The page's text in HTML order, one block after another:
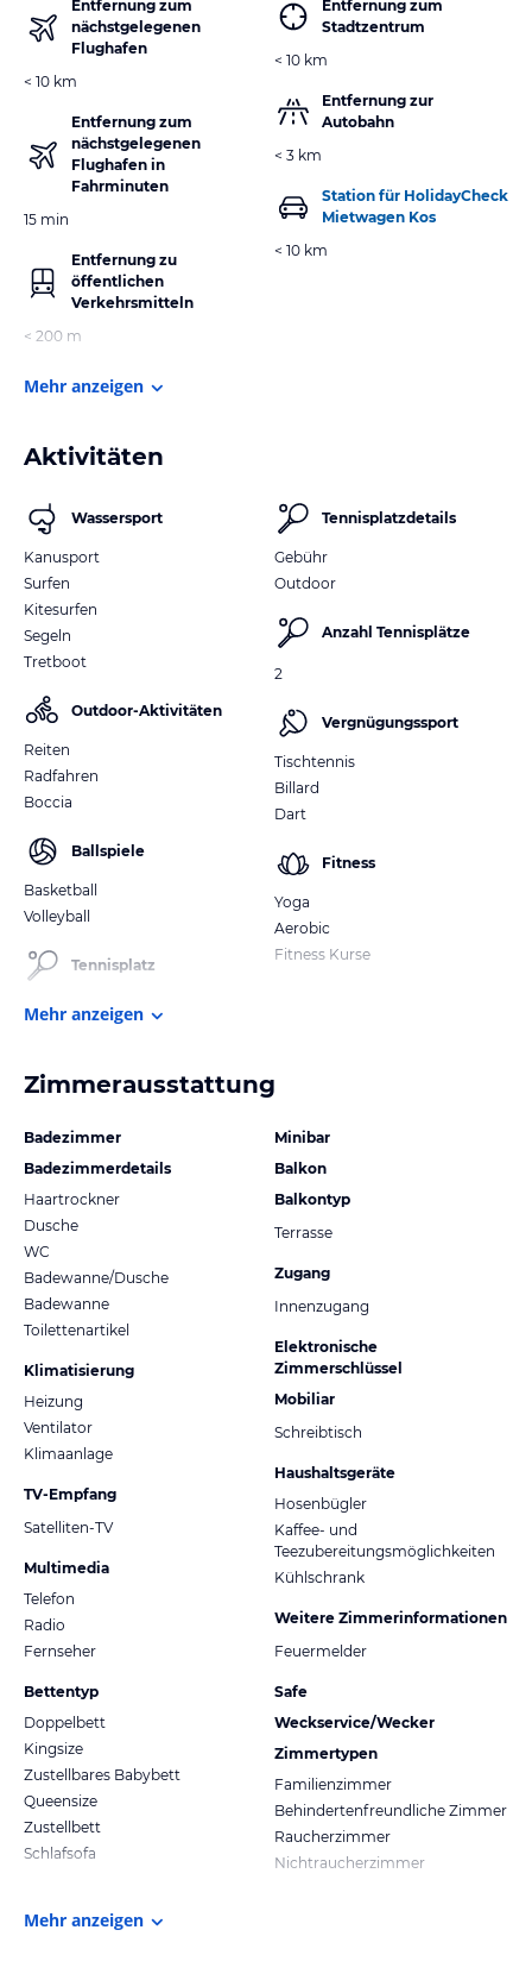
Entfernung zum
nächstgelegenen
Flughafen
< 10 km
Entfernung zum
nächstgelegenen
Flughafen in
Fahrminuten
15 min
Entfernung zu
öffentlichen
Verkehrsmitteln
< 200 m
Entfernung zum
Stadtzentrum
< 10 km
Entfernung zur
Autobahn
< 3 km
Station für HolidayCheck
Mietwagen Kos
< 10 km
Mehr anzeigen
Aktivitäten
Wassersport
Kanusport
Surfen
Kitesurfen
Segeln
Tretboot
Outdoor-Aktivitäten
Reiten
Radfahren
Boccia
Ballspiele
Basketball
Volleyball
Tennisplatz
Tennisplatzdetails
Gebühr
Outdoor
Anzahl Tennisplätze
2
Vergnügungssport
Tischtennis
Billard
Dart
Fitness
Yoga
Aerobic
Fitness Kurse
Mehr anzeigen
Zimmerausstattung
Badezimmer
Badezimmerdetails
Haartrockner
Dusche
WC
Badewanne/Dusche
Badewanne
Toilettenartikel
Klimatisierung
Heizung
Ventilator
Klimaanlage
TV-Empfang
Satelliten-TV
Multimedia
Telefon
Radio
Fernseher
Bettentyp
Doppelbett
Kingsize
Zustellbares Babybett
Queensize
Zustellbett
Schlafsofa
Minibar
Balkon
Balkontyp
Terrasse
Zugang
Innenzugang
Elektronische
Zimmerschlüssel
Mobiliar
Schreibtisch
Haushaltsgeräte
Hosenbügler
Kaffee- und
Teezubereitungsmöglichkeiten
Kühlschrank
Weitere Zimmerinformationen
Feuermelder
Safe
Weckservice/Wecker
Zimmertypen
Familienzimmer
Behindertenfreundliche Zimmer
Raucherzimmer
Nichtraucherzimmer
Mehr anzeigen